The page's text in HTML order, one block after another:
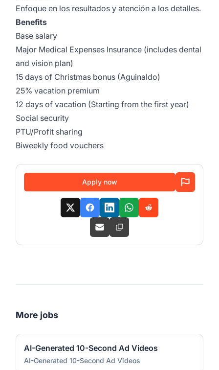
Enfoque en los resultados y atención a los detalles.
Benefits
Base salary
Major Medical Expenses Insurance (includes dental
and vision plan)
15 days of Christmas bonus (Aguinaldo)
25% vacation premium
12 days of vacation (Starting from the first year)
Social security
PTU/Profit sharing
Biweekly food vouchers
Apply now
More jobs
AI-Generated 10-Second Ad Videos
AI-Generated 10-Second Ad Videos